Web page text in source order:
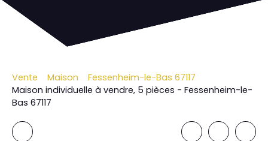
Vente Maison
Fessenheim-le-Bas 67117
Maison individuelle à vendre, 5 pièces - Fessenheim-le-
Bas 67117